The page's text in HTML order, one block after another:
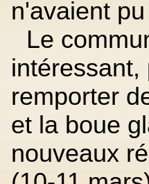
n'avaient
Le
remporter
et la boue
nouveaux